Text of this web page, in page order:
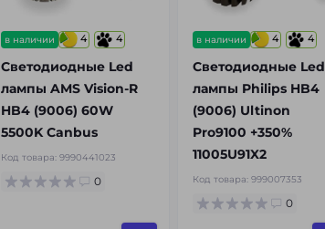
в наличии 4 4
Светодиодные Led
лампы AMS Vision-R
HB4 (9006) 60W
5500K Canbus
Код товара: 9990441023
0
в наличии 4 4
Светодиодные Led
лампы Philips HB4
(9006) Ultinon
Pro9100 +350%
11005U91X2
Код товара: 999007353
0